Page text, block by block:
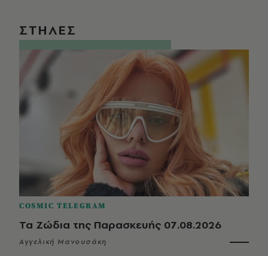
ΣΤΗΛΕΣ
COSMIC TELEGRAM
Τα Ζώδια της Παρασκευής 07.08.2026
Αγγελική Μανουσάκη